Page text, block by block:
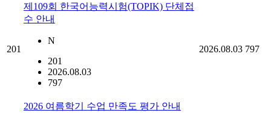
201
제109회 한국어능력시험(TOPIK) 단체접
수 안내
N
201
2026.08.03
797
2026.08.03 797
2026 여름학기 수업 만족도 평가 안내